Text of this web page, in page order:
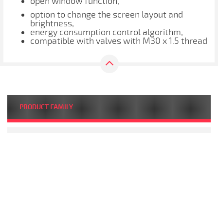
option to change the screen layout and
brightness,
energy consumption control algorithm,
compatible with valves with M30 x 1.5 thread
PRODUCT FAMILY